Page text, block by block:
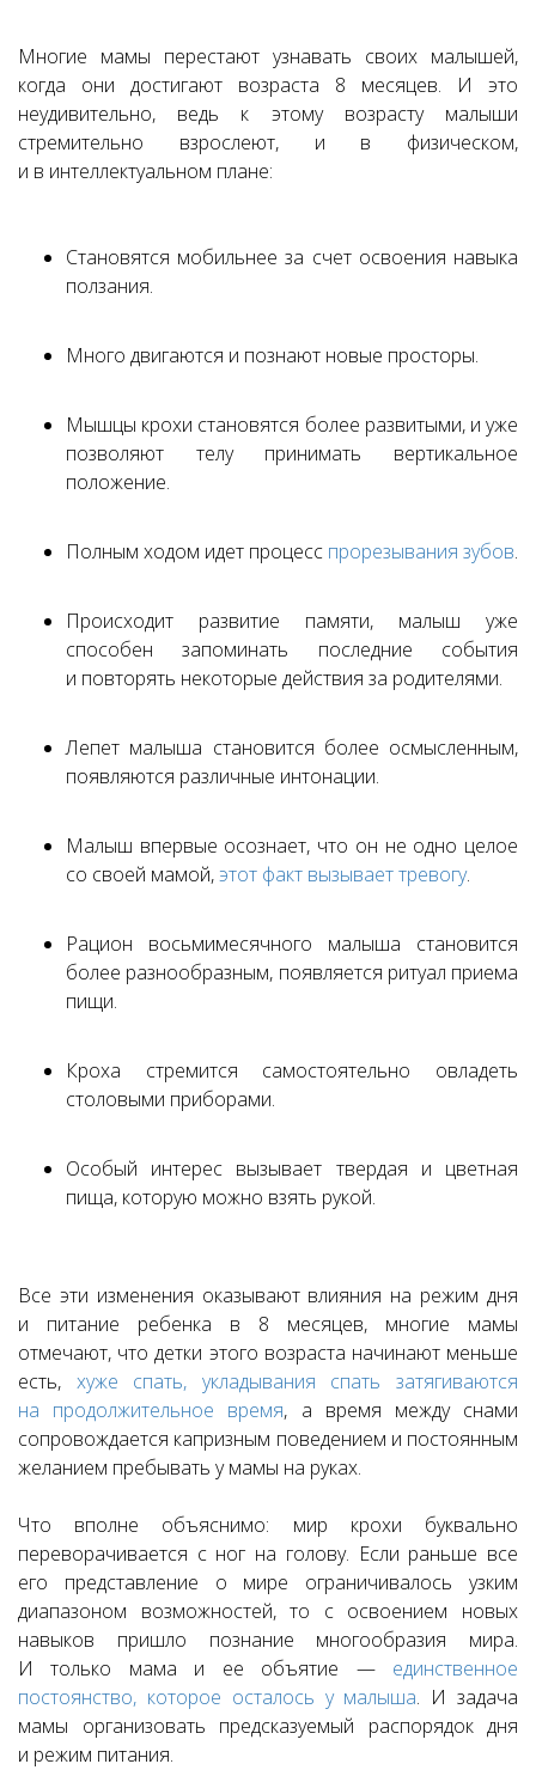
Многие мамы перестают узнавать своих малышей,
когда они достигают возраста 8 месяцев. И это
неудивительно, ведь к этому возрасту малыши
стремительно взрослеют, и в физическом,
и в интеллектуальном плане:
Становятся мобильнее за счет освоения навыка
ползания.
Много двигаются и познают новые просторы.
Мышцы крохи становятся более развитыми, и уже
позволяют телу принимать вертикальное
положение.
Полным ходом идет процесс прорезывания зубов.
Происходит развитие памяти, малыш уже
способен запоминать последние события
и повторять некоторые действия за родителями.
Лепет малыша становится более осмысленным,
появляются различные интонации.
Малыш впервые осознает, что он не одно целое
со своей мамой,этот факт вызывает тревогу.
Рацион восьмимесячного малыша становится
более разнообразным, появляется ритуал приема
пищи.
Кроха стремится самостоятельно овладеть
столовыми приборами.
Особый интерес вызывает твердая и цветная
пища, которую можно взять рукой.
Все эти изменения оказывают влияния на режим дня
и питание ребенка в 8 месяцев, многие мамы
отмечают, что детки этого возраста начинают меньше
есть, хуже спать, укладывания спать затягиваются
на продолжительное время, а время между снами
сопровождается капризным поведением и постоянным
желанием пребывать у мамы на руках.
Что вполне объяснимо: мир крохи буквально
переворачивается с ног на голову. Если раньше все
его представление о мире ограничивалось узким
диапазоном возможностей, то с освоением новых
навыков пришло познание многообразия мира.
И только мама и ее объятие — единственное
постоянство, которое осталось у малыша. И задача
мамы организовать предсказуемый распорядок дня
и режим питания.